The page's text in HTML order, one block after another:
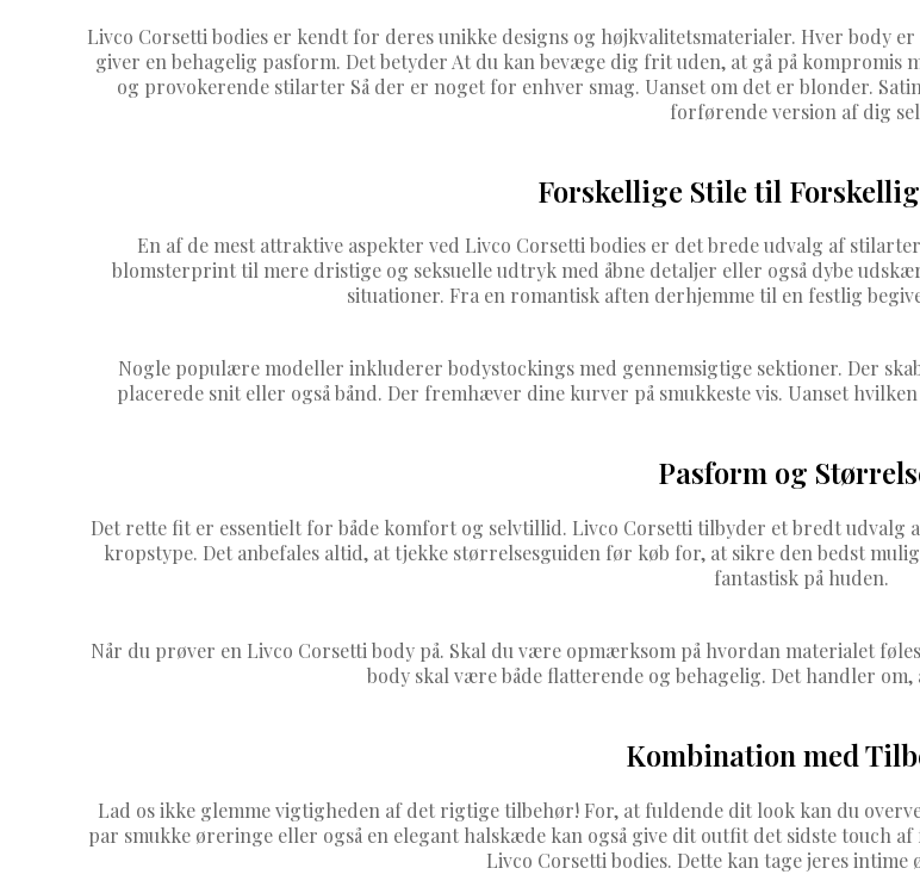
Livco Corsetti bodies er kendt for deres unikke designs og højkvalitetsmaterialer. Hver body
giver en behagelig pasform. Det betyder At du kan bevæge dig frit uden, at gå på
og provokerende stilarter Så der er noget for enhver smag. Uanset om det er blonder.
forførende version af dig
Forskellige Stile til
En af de mest attraktive aspekter ved Livco Corsetti bodies er det brede udvalg af
blomsterprint til mere dristige og seksuelle udtryk med åbne detaljer eller også dybe
situationer. Fra en romantisk aften derhjemme til en festlig
Nogle populære modeller inkluderer bodystockings med gennemsigtige sektioner. Der
placerede snit eller også bånd. Der fremhæver dine kurver på smukkeste vis. Uanset
Pasform og
Det rette fit er essentielt for både komfort og selvtillid. Livco Corsetti tilbyder et bredt
kropstype. Det anbefales altid, at tjekke størrelsesguiden før køb for, at sikre den bedst
fantastisk på huden.
Når du prøver en Livco Corsetti body på. Skal du være opmærksom på hvordan materialet
body skal være både flatterende og behagelig. Det handler
Kombination med
Lad os ikke glemme vigtigheden af det rigtige tilbehør! For, at fuldende dit look kan du
par smukke øreringe eller også en elegant halskæde kan også give dit outfit det sidste touch af
Livco Corsetti bodies. Dette kan tage jeres